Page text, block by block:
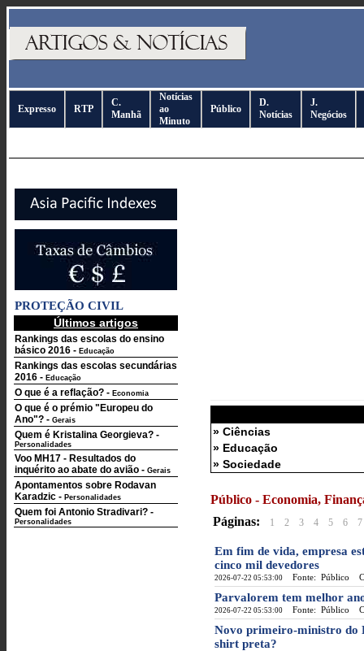
Expresso RTP
C.
Manhã
Notícias
ao
Minuto
Público
D.
Notícias
J.
Negócios
PROTEÇÃO CIVIL
Últimos artigos
Rankings das escolas do ensino
básico 2016 - Educação
Rankings das escolas secundárias
2016 - Educação
O que é a reflação? - Economia
O que é o prémio "Europeu do
Ano"? - Gerais
Quem é Kristalina Georgieva? -
Personalidades
Voo MH17 - Resultados do
inquérito ao abate do avião - Gerais
Apontamentos sobre Rodavan
Karadzic - Personalidades
Quem foi Antonio Stradivari? -
Personalidades
» Ciências
» Educação
» Sociedade
Público - Economia,
Páginas:
1 2 3 4 5 6 7
Em fim de vida, empresa
cinco mil devedores
2026-07-22 05:53:00 Fonte: Público
Parvalorem tem melhor
2026-07-22 05:53:00 Fonte: Público
Novo primeiro-ministro do
shirt preta?